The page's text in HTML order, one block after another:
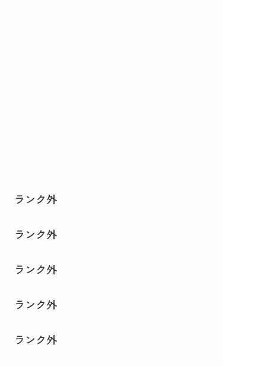
ランク外
ランク外
ランク外
ランク外
ランク外